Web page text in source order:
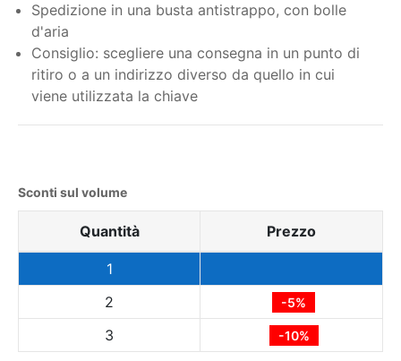
Spedizione in una busta antistrappo, con bolle
d'aria
Consiglio: scegliere una consegna in un punto di
ritiro o a un indirizzo diverso da quello in cui
viene utilizzata la chiave
Sconti sul volume
Quantità Prezzo
1
2
-5%
3 -10%